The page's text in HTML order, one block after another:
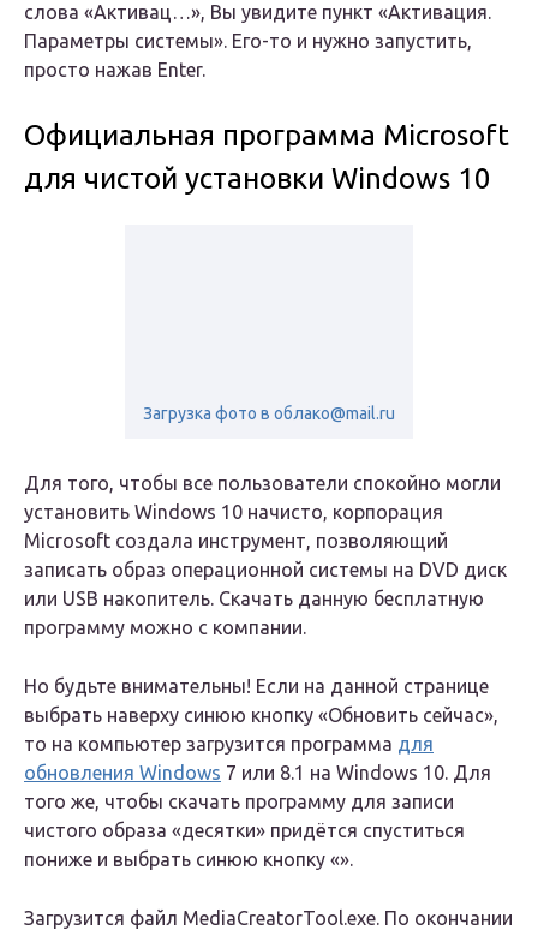
слова «Активац…», Вы увидите пункт «Активация.
Параметры системы». Его-то и нужно запустить,
просто нажав Enter.
Официальная программа Microsoft
для чистой установки Windows 10
Загрузка фото в облако@mail.ru
Для того, чтобы все пользователи спокойно могли
установить Windows 10 начисто, корпорация
Microsoft создала инструмент, позволяющий
записать образ операционной системы на DVD диск
или USB накопитель. Скачать данную бесплатную
программу можно с компании.
Но будьте внимательны! Если на данной странице
выбрать наверху синюю кнопку «Обновить сейчас»,
то на компьютер загрузится программа для
обновления Windows 7 или 8.1 на Windows 10. Для
того же, чтобы скачать программу для записи
чистого образа «десятки» придётся спуститься
пониже и выбрать синюю кнопку «».
Загрузится файл MediaCreatorTool.exe. По окончании